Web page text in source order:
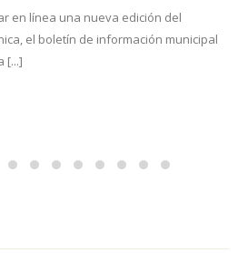
en línea una nueva edición del
el boletín de información municipal
[...]